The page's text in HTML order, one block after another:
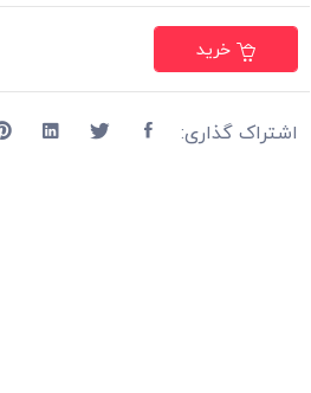
خرید
اشتراک گذاری: